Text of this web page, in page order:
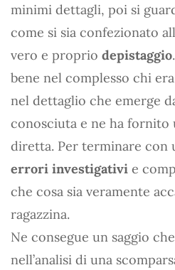
minimi dettagli, poi si
come si sia confezionato
vero e proprio depistaggio
bene nel complesso chi
nel dettaglio che emerge
conosciuta e ne ha fornito
diretta. Per terminare con
errori investigativi e
che cosa sia veramente
ragazzina.
Ne consegue un saggio
nell’analisi di una